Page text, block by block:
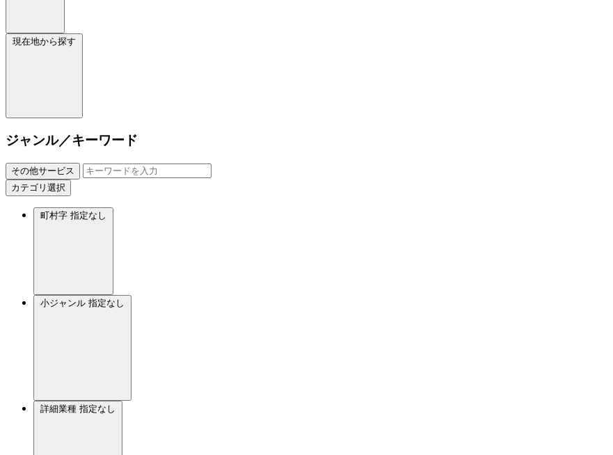
現在地から探す
ジャンル／キーワード
その他サービス
カテゴリ選択
町村字 指定なし
小ジャンル 指定なし
詳細業種 指定なし